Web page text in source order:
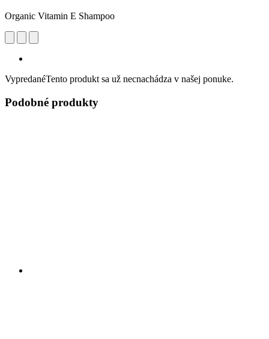
Organic Vitamin E Shampoo
VypredanéTento produkt sa už necnachádza v našej ponuke.
Podobné produkty